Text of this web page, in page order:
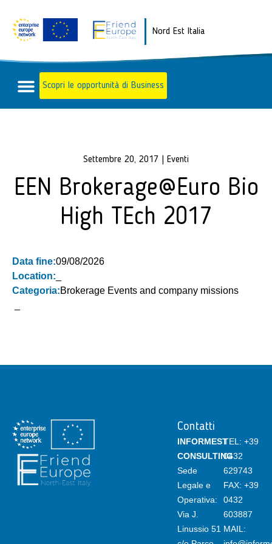
Nord Est Italia
Scopri le opportunità di Business
Settembre 20, 2017 Eventi
EEN Brokerage@Euro Bio
High TEch 2017
Data fine:09/08/2026
Location:
Categoria:Brokerage Events and company missions
Contatti
INFORMEST
CONSULTING
Sede
Legale e
Operativa:
Via J.
Linussio 51
TEL:+39
0432
629743
FAX: +39
0432
603887
MAIL: